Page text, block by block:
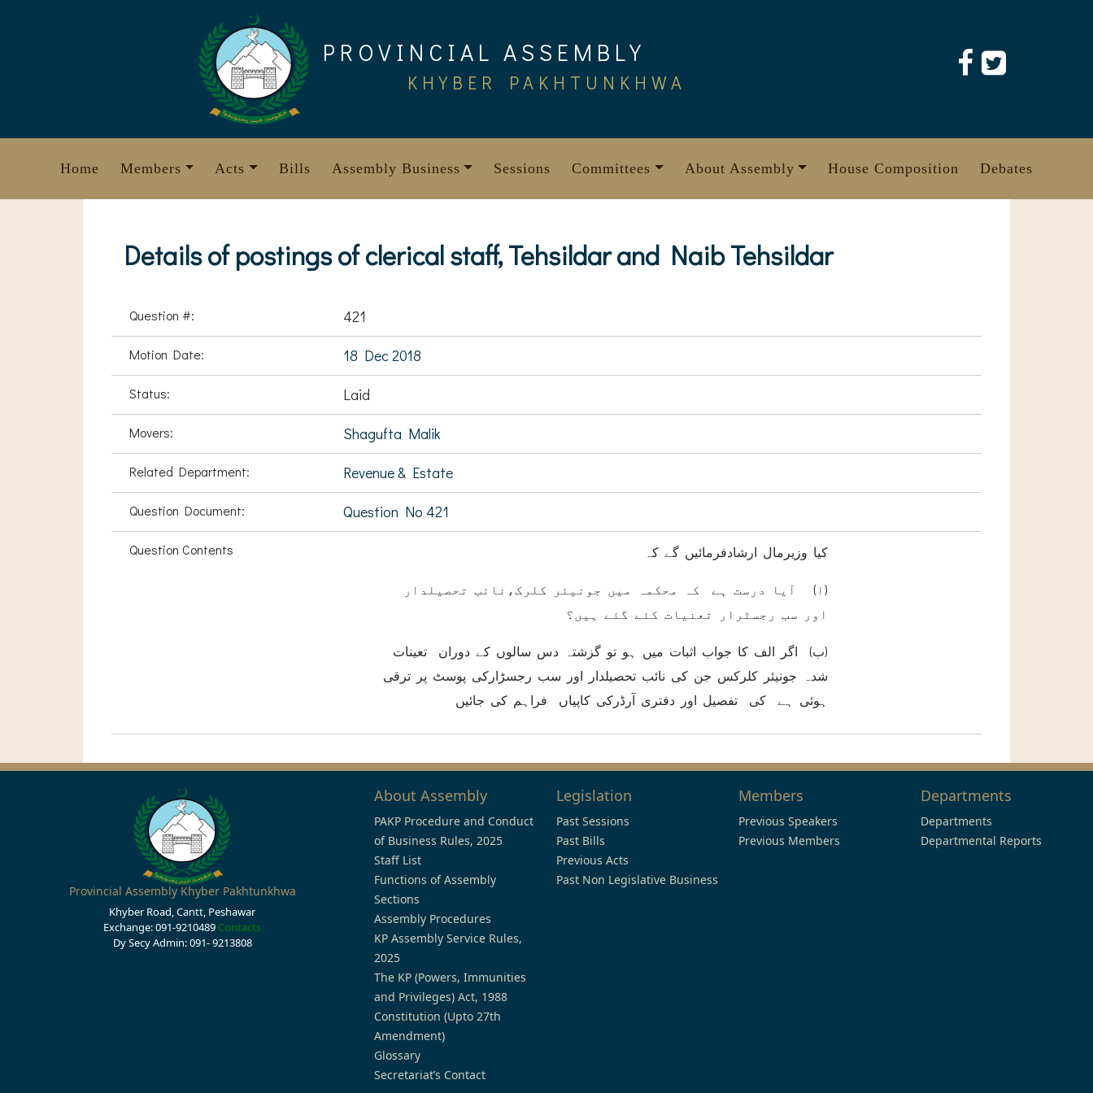
PROVINCIAL ASSEMBLY
KHYBER PAKHTUNKHWA
Home Members Acts Bills Assembly Business Sessions Committees About Assembly House Composition Debates
Details of postings of clerical staff, Tehsildar and Naib Tehsildar
Question #: 421
Motion Date: 18 Dec 2018
Status: Laid
Movers: Shagufta Malik
Related Department: Revenue & Estate
Question Document: Question No 421
Question Contents کیا وزیرمال ارشادفرمائیں گے کہ
(ا) آیا درست ہے کہ محکمہ میں جونیئر کلرک،نائب تحصیلدار
اور سب رجسٹرار تعنیات کئے گئے ہیں؟
(ب) اگر الف کا جواب اثبات میں ہو تو گزشتہ دس سالوں کے دوران تعینات
شدہ جونیئر کلرکس جن کی نائب تحصیلدار اور سب رجسڑارکی پوسٹ پر ترقی
ہوئی ہے کی تفصیل اور دفتری آرڈرکی کاپیاں فراہم کی جائیں
Provincial Assembly Khyber Pakhtunkhwa
Khyber Road, Cantt, Peshawar
Exchange: 091-9210489 Contacts
Dy Secy Admin: 091- 9213808
About Assembly
PAKP Procedure and Conduct
of Business Rules, 2025
Staff List
Functions of Assembly
Sections
Assembly Procedures
KP Assembly Service Rules,
2025
The KP (Powers, Immunities
and Privileges) Act, 1988
Constitution (Upto 27th
Amendment)
Glossary
Secretariat’s Contact
Legislation
Past Sessions
Past Bills
Previous Acts
Past Non Legislative Business
Members
Previous Speakers
Previous Members
Departments
Departments
Departmental Reports